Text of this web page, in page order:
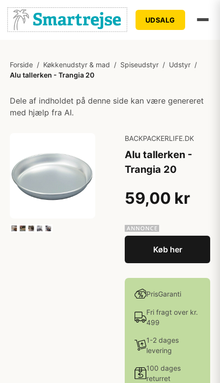
UDSALG
Forside / Køkkenudstyr & mad / Spiseudstyr / Udstyr /
Alu tallerken - Trangia 20
Dele af indholdet på denne side kan være genereret
med hjælp fra AI.
BACKPACKERLIFE.DK
Alu tallerken -
Trangia 20
59,00 kr
Køb her
PrisGaranti
Fri fragt over kr.
499
1-2 dages
levering
100 dages
returret